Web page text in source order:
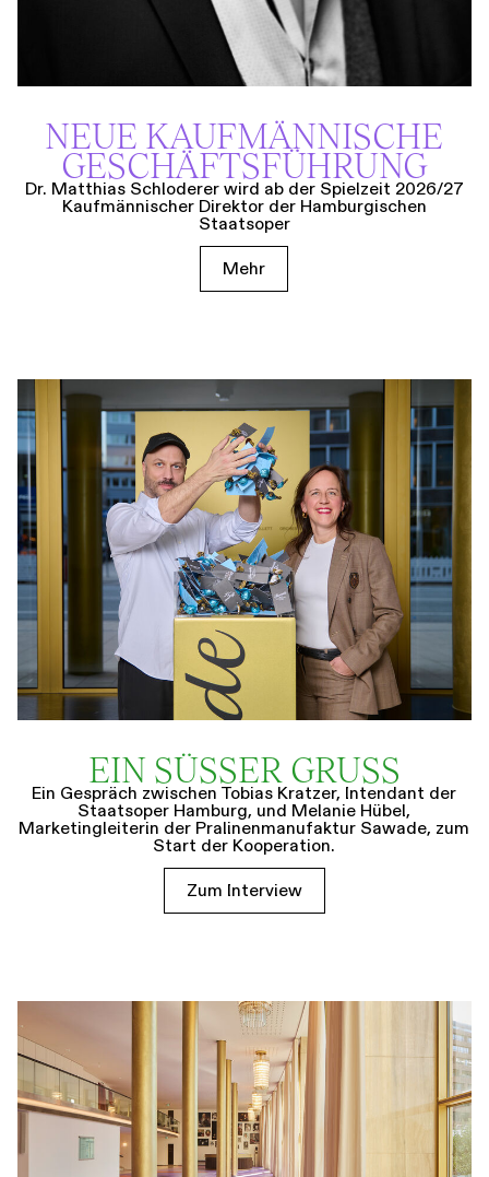
NEUE KAUF­MÄNNISCHE
GESCHÄFTS­FÜHRUNG
Dr. Matthias Schloderer wird ab der Spielzeit 2026/27
Kaufmännischer Direktor der Hamburgischen
Staatsoper
Mehr
EIN SÜSSER GRUSS
Ein Gespräch zwischen Tobias Kratzer, Intendant der
Staatsoper Hamburg, und Melanie Hübel,
Marketingleiterin der Pralinenmanufaktur Sawade, zum
Start der Kooperation.
Zum Interview